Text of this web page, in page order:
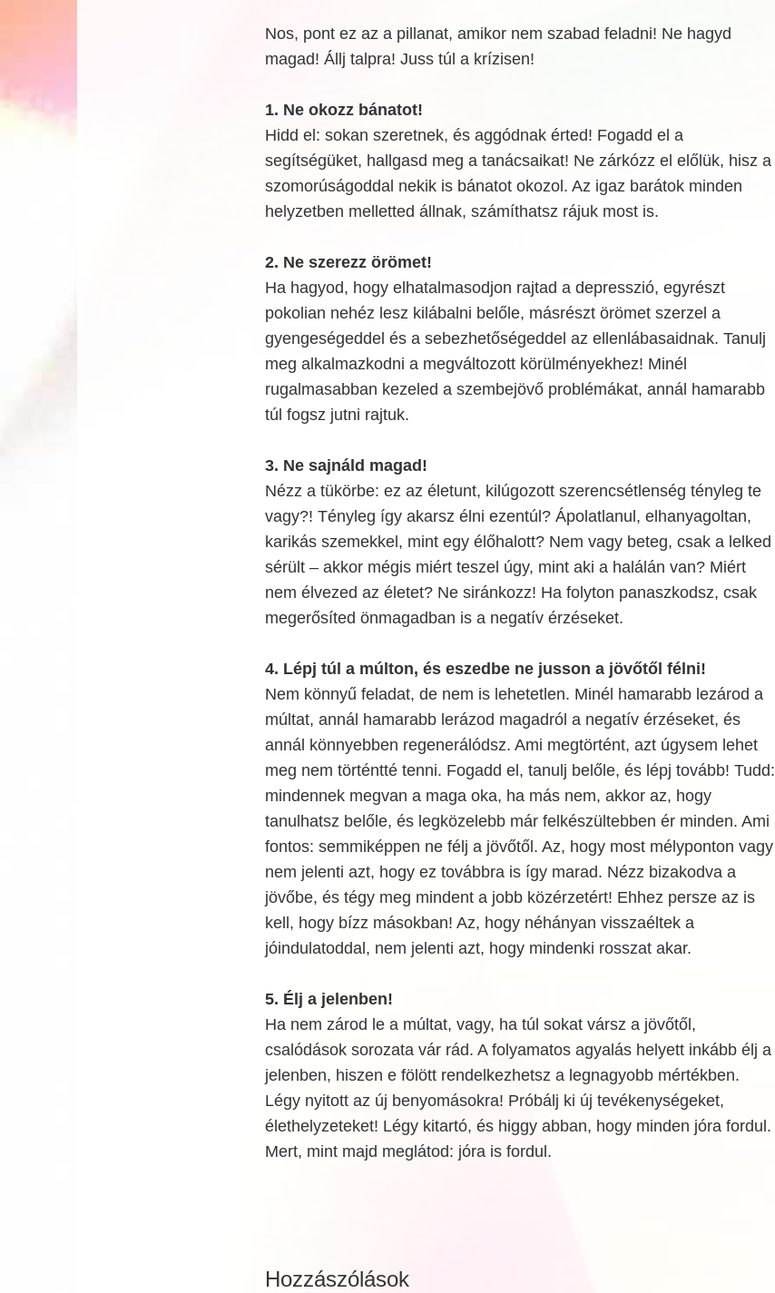
Nos, pont ez az a pillanat, amikor nem szabad feladni! Ne hagyd
magad! Állj talpra! Juss túl a krízisen!
1. Ne okozz bánatot!
Hidd el: sokan szeretnek, és aggódnak érted! Fogadd el a
segítségüket, hallgasd meg a tanácsaikat! Ne zárkózz el előlük, hisz a
szomorúságoddal nekik is bánatot okozol. Az igaz barátok minden
helyzetben melletted állnak, számíthatsz rájuk most is.
2. Ne szerezz örömet!
Ha hagyod, hogy elhatalmasodjon rajtad a depresszió, egyrészt
pokolian nehéz lesz kilábalni belőle, másrészt örömet szerzel a
gyengeségeddel és a sebezhetőségeddel az ellenlábasaidnak. Tanulj
meg alkalmazkodni a megváltozott körülményekhez! Minél
rugalmasabban kezeled a szembejövő problémákat, annál hamarabb
túl fogsz jutni rajtuk.
3. Ne sajnáld magad!
Nézz a tükörbe: ez az életunt, kilúgozott szerencsétlenség tényleg te
vagy?! Tényleg így akarsz élni ezentúl? Ápolatlanul, elhanyagoltan,
karikás szemekkel, mint egy élőhalott? Nem vagy beteg, csak a lelked
sérült – akkor mégis miért teszel úgy, mint aki a halálán van? Miért
nem élvezed az életet? Ne siránkozz! Ha folyton panaszkodsz, csak
megerősíted önmagadban is a negatív érzéseket.
4. Lépj túl a múlton, és eszedbe ne jusson a jövőtől félni!
Nem könnyű feladat, de nem is lehetetlen. Minél hamarabb lezárod a
múltat, annál hamarabb lerázod magadról a negatív érzéseket, és
annál könnyebben regenerálódsz. Ami megtörtént, azt úgysem lehet
meg nem történtté tenni. Fogadd el, tanulj belőle, és lépj tovább! Tudd:
mindennek megvan a maga oka, ha más nem, akkor az, hogy
tanulhatsz belőle, és legközelebb már felkészültebben ér minden. Ami
fontos: semmiképpen ne félj a jövőtől. Az, hogy most mélyponton vagy
nem jelenti azt, hogy ez továbbra is így marad. Nézz bizakodva a
jövőbe, és tégy meg mindent a jobb közérzetért! Ehhez persze az is
kell, hogy bízz másokban! Az, hogy néhányan visszaéltek a
jóindulatoddal, nem jelenti azt, hogy mindenki rosszat akar.
5. Élj a jelenben!
Ha nem zárod le a múltat, vagy, ha túl sokat vársz a jövőtől,
csalódások sorozata vár rád. A folyamatos agyalás helyett inkább élj a
jelenben, hiszen e fölött rendelkezhetsz a legnagyobb mértékben.
Légy nyitott az új benyomásokra! Próbálj ki új tevékenységeket,
élethelyzeteket! Légy kitartó, és higgy abban, hogy minden jóra fordul.
Mert, mint majd meglátod: jóra is fordul.
Hozzászólások